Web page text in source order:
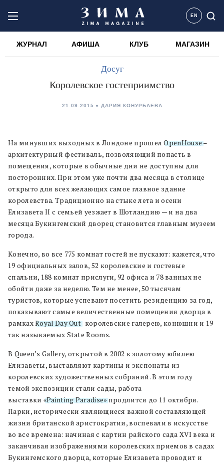
EN
ЖУРНАЛ АФИША КЛУБ МАГАЗИН
Досуг
Королевское гостеприимство
21.09.2015 ДАРИЯ КОНУРБАЕВА
На минувших выходных в Лондоне прошелOpenHouse–
архитектурный фестиваль, позволяющий попасть в
помещения, которые в обычные дни не доступны для
посторонних. При этом уже почти два месяца в столице
открыто для всех желающих самое главное здание
королевства. Традиционно на стыке лета и осени
Елизавета II с семьей уезжает в Шотландию — и на два
месяца Букингемский дворец становится главным музеем
города.
Конечно, во все 775 комнат гостей не пускают: кажется, что
19 официальных залов, 52 королевские и гостевые
спальни, 188 комнат прислуги, 92 офиса и 78 ванных не
обойти даже за неделю. Тем не менее, 50 тысячам
туристов, которые успевают посетить резиденцию за год,
показывают самые величественные помещения дворца в
рамкахRoyal Day Out: королевские галерею, конюшни и 19
так называемых State Rooms.
В Queen’s Gallery, открытой в 2002 к золотому юбилею
Елизаветы, выставляют картины и экспонаты из
королевских художественных собраний. В этом году
темой экспозиции стали сады, работа
выставки «Painting Paradise»продлится до 11 октября.
Парки, исторически являющиеся важной составляющей
жизни британской аристократии, воспевали в искусстве
во все времена: начиная с картин райского сада XVI века и
заканчивая изображениями королевских приемов в садах
Букингемского дворца, которые Елизавета проводит и